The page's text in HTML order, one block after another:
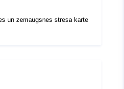
un zemaugsnes stresa karte